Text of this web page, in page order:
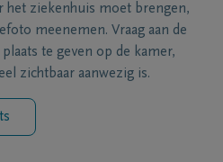
het ziekenhuis moet brengen,
meenemen. Vraag aan de
te geven op de kamer,
zichtbaar aanwezig is.